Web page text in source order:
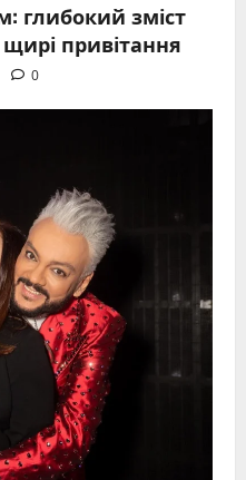
глибокий зміст
привітання
0